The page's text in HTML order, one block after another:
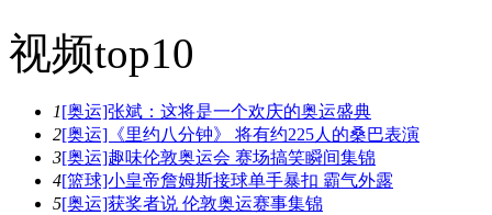
视频top10
1[奥运]张斌：这将是一个欢庆的奥运盛典
2[奥运]《里约八分钟》 将有约225人的桑巴表演
3[奥运]趣味伦敦奥运会 赛场搞笑瞬间集锦
4[篮球]小皇帝詹姆斯接球单手暴扣 霸气外露
5[奥运]获奖者说 伦敦奥运赛事集锦